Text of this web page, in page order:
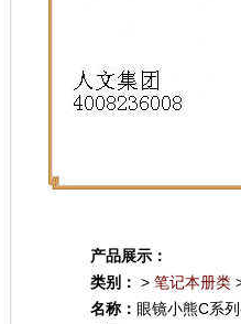
产品展示：
类别： > 笔记本册类
名称： 眼镜小熊C系